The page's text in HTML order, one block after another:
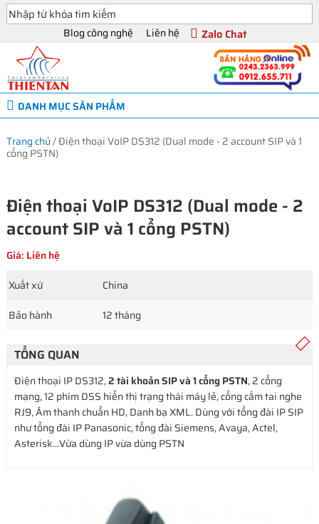
Blog công nghệ Liên hệ Zalo Chat
DANH MỤC SẢN PHẨM
Trang chủ/Điện thoại VoIP DS312 (Dual mode - 2 account SIP và 1
cổng PSTN)
Điện thoại VoIP DS312 (Dual mode - 2
account SIP và 1 cổng PSTN)
Giá: Liên hệ
Xuất xứ
China
Bảo hành
12 tháng
TỔNG QUAN
Điện thoại IP DS312,2 tài khoản SIP và 1 cổng PSTN, 2 cổng
mạng, 12 phím DSS hiển thị trạng thái máy lẻ, cổng cắm tai nghe
RJ9, Âm thanh chuẩn HD, Danh bạ XML. Dùng với tổng đài IP SIP
như tổng đài IP Panasonic, tổng đài Siemens, Avaya, Actel,
Asterisk...Vừa dùng IP vừa dùng PSTN